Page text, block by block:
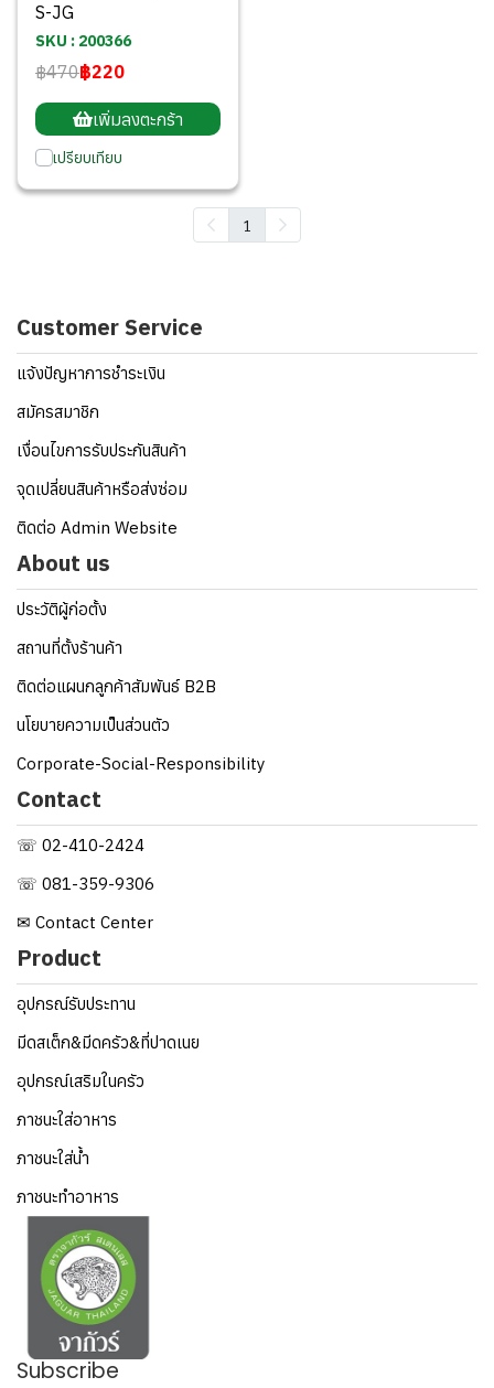
S-JG
SKU : 200366
฿470฿220
เพิ่มลงตะกร้า
เปรียบเทียบ
1
Customer Service
แจ้งปัญหาการชำระเงิน
สมัครสมาชิก
เงื่อนไขการรับประกันสินค้า
จุดเปลี่ยนสินค้าหรือส่งซ่อม
ติดต่อ Admin Website
About us
ประวัติผู้ก่อตั้ง
สถานที่ตั้งร้านค้า
ติดต่อแผนกลูกค้าสัมพันธ์ B2B
นโยบายความเป็นส่วนตัว
Corporate-Social-Responsibility
Contact
☏ 02-410-2424
☏ 081-359-9306
✉ Contact Center
Product
อุปกรณ์รับประทาน
มีดสเต็ก&มีดครัว&ที่ปาดเนย
อุปกรณ์เสริมในครัว
ภาชนะใส่อาหาร
ภาชนะใส่น้ำ
ภาชนะทำอาหาร
Subscribe